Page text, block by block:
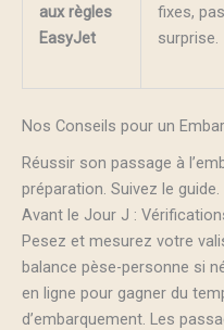
aux règles
EasyJet
fixes,
surprise.
Nos Conseils pour un
Réussir son passage à
préparation. Suivez le guide.
Avant le Jour J :
Pesez et mesurez votre
balance pèse-personne si
en ligne pour gagner du
d’embarquement. Les